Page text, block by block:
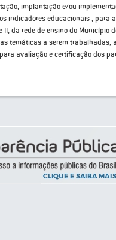
implantação e/ou
indicadores educacionais , para
da rede de ensino do Município
temáticas a serem trabalhadas,
avaliação e certificação dos